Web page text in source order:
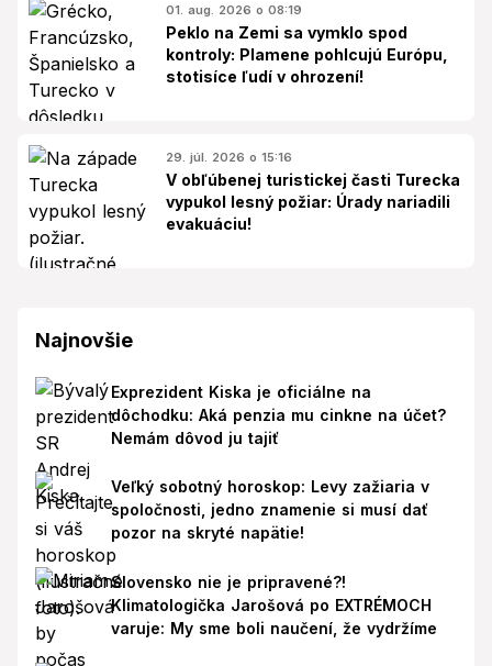
01. aug. 2026 o 08:19
Peklo na Zemi sa vymklo spod
kontroly: Plamene pohlcujú Európu,
stotisíce ľudí v ohrození!
29. júl. 2026 o 15:16
V obľúbenej turistickej časti Turecka
vypukol lesný požiar: Úrady nariadili
evakuáciu!
Najnovšie
Exprezident Kiska je oficiálne na
dôchodku: Aká penzia mu cinkne na účet?
Nemám dôvod ju tajiť
Veľký sobotný horoskop: Levy zažiaria v
spoločnosti, jedno znamenie si musí dať
pozor na skryté napätie!
Slovensko nie je pripravené?!
Klimatologička Jarošová po EXTRÉMOCH
varuje: My sme boli naučení, že vydržíme